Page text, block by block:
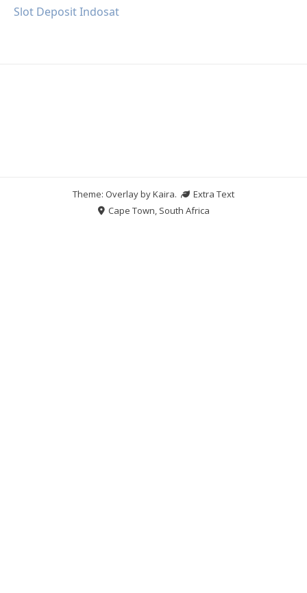
Slot Deposit Indosat
Theme: Overlay byKaira.
Extra Text
Cape Town, South Africa